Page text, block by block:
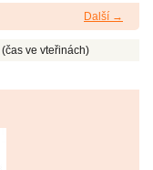
Další →
(čas ve vteřinách)